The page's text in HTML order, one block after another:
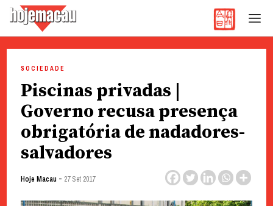
content
SOCIEDADE
Piscinas privadas |
Governo recusa presença
obrigatória de nadadores-
salvadores
Hoje Macau - 27 Set 2017